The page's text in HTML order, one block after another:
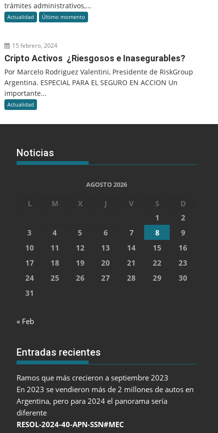
trámites administrativos,...
Actualidad Último momento
15 febrero, 2024
Cripto Activos ¿Riesgosos e Inasegurables?
Por Marcelo Rodriguez Valentini, Presidente de RiskGroup
Argentina. ESPECIAL PARA EL SEGURO EN ACCION Un
importante...
Actualidad
Noticias
AGOSTO 2026
L M X J V S
D
1
2
3
4 5 6 7 8
9
10
11 12 13 14 15
16
17
18 19 20 21 22
23
24
25 26 27 28 29
30
31
« Feb
Entradas recientes
Ramos que más crecieron a septiembre 2023
En 2023 se vendieron más de 2 millones de autos en
Argentina, pero para 2024 el panorama sería
diferente
RESOL-2024-40-APN-SSN#MEC